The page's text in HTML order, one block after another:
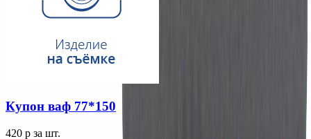
Купон ваф 77*150
420 p за шт.